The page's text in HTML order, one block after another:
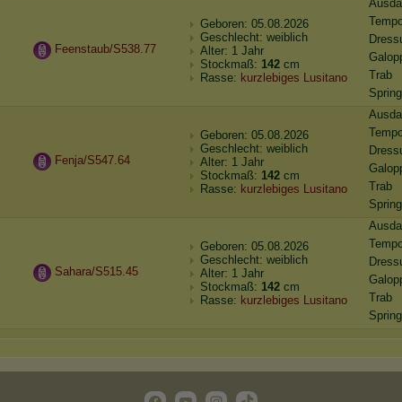
Feenstaub/S538.77
Geboren: 05.08.2026
Geschlecht: weiblich
Alter: 1 Jahr
Stockmaß: 142 cm
Rasse: kurzlebiges Lusitano
Trab
Fenja/S547.64
Geboren: 05.08.2026
Geschlecht: weiblich
Alter: 1 Jahr
Stockmaß: 142 cm
Rasse: kurzlebiges Lusitano
Trab
Sahara/S515.45
Geboren: 05.08.2026
Geschlecht: weiblich
Alter: 1 Jahr
Stockmaß: 142 cm
Rasse: kurzlebiges Lusitano
Trab